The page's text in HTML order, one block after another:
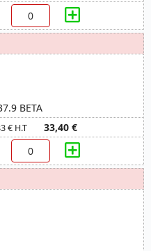
BETA
€ H.T 33,40 €